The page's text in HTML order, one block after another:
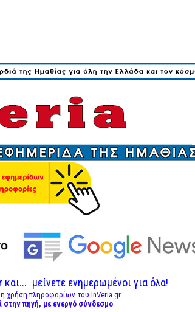
και... μείνετε ενημερωμένοι για όλα!
χρήση πληροφορίων του InVeria.gr
στην πηγή, με ενεργό σύνδεσμο